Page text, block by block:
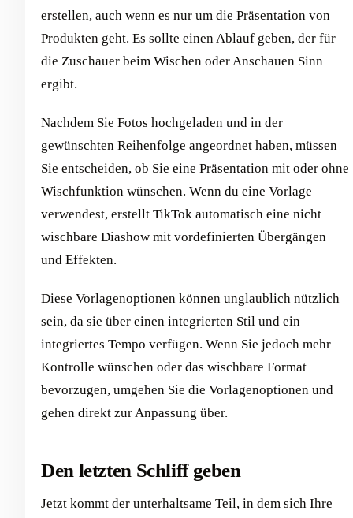
erstellen, auch wenn es nur um die Präsentation von
Produkten geht. Es sollte einen Ablauf geben, der für
die Zuschauer beim Wischen oder Anschauen Sinn
ergibt.
Nachdem Sie Fotos hochgeladen und in der
gewünschten Reihenfolge angeordnet haben, müssen
Sie entscheiden, ob Sie eine Präsentation mit oder ohne
Wischfunktion wünschen. Wenn du eine Vorlage
verwendest, erstellt TikTok automatisch eine nicht
wischbare Diashow mit vordefinierten Übergängen
und Effekten.
Diese Vorlagenoptionen können unglaublich nützlich
sein, da sie über einen integrierten Stil und ein
integriertes Tempo verfügen. Wenn Sie jedoch mehr
Kontrolle wünschen oder das wischbare Format
bevorzugen, umgehen Sie die Vorlagenoptionen und
gehen direkt zur Anpassung über.
Den letzten Schliff geben
Jetzt kommt der unterhaltsame Teil, in dem sich Ihre